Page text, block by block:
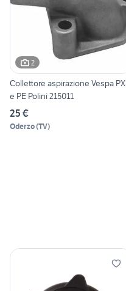
2
Collettore aspirazione Vespa PX
e PE Polini 215011
25 €
Oderzo(TV)